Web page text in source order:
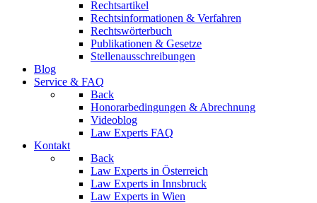
Rechtsartikel
Rechtsinformationen & Verfahren
Rechtswörterbuch
Publikationen & Gesetze
Stellenausschreibungen
Blog
Service & FAQ
Back
Honorarbedingungen & Abrechnung
Videoblog
Law Experts FAQ
Kontakt
Back
Law Experts in Österreich
Law Experts in Innsbruck
Law Experts in Wien